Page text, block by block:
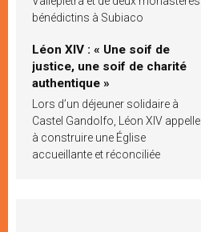
bénédictins à Subiaco
Léon XIV : « Une soif de
justice, une soif de charité
authentique »
Lors d’un déjeuner solidaire à
Castel Gandolfo, Léon XIV appelle
à construire une Église
accueillante et réconciliée